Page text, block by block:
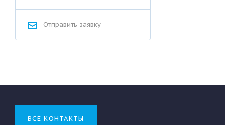
Отправить заявку
ВСЕ КОНТАКТЫ